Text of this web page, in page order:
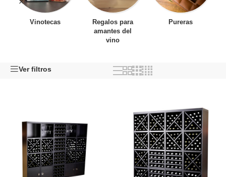
Vinotecas
Regalos para
amantes del
vino
Pureras
Ver filtros